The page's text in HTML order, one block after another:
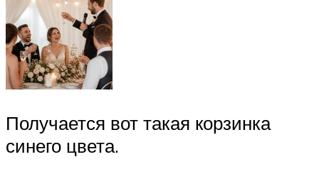
Получается вот такая корзинка
синего цвета.